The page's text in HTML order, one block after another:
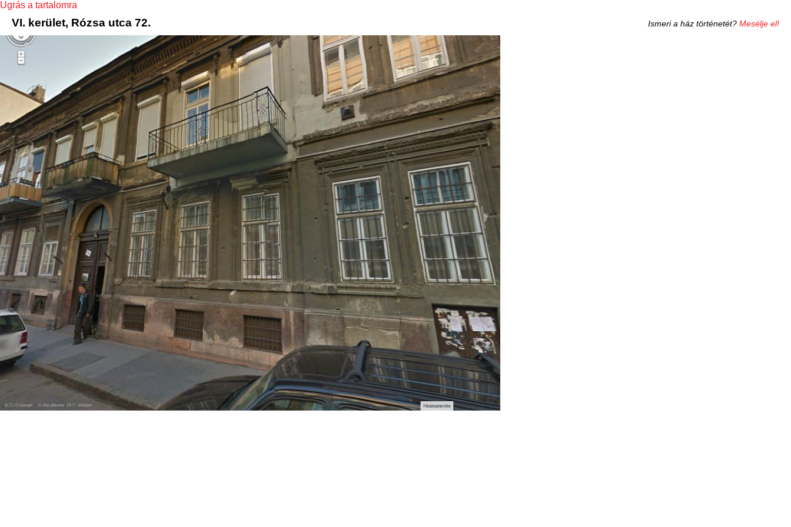
Ugrás a tartalomra
VI. kerület, Rózsa utca 72. Ismeri a ház történetét? Mesélje el!